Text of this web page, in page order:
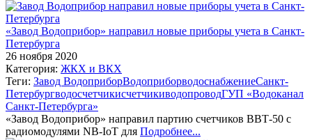
«Завод Водоприбор» направил новые приборы учета в Санкт-
Петербурга
26 ноября 2020
Категория: ЖКХ и ВКХ
Теги: Завод ВодоприборВодоприборводоснабжениеСанкт-
ПетербургводосчетчикисчетчикиводопроводГУП «Водоканал
Санкт-Петербурга»
«Завод Водоприбор» направил партию счетчиков ВВТ-50 с
радиомодулями NB-IoT для Подробнее...